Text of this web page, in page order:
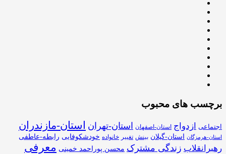
برچسب های محبوب
اجتماعی ازدواج استان-اصفهان استان-تهران استان-مازندران
استان-هرمزگان استان-گیلان بینش تغییر خانواده خودشکوفایی رابطه-عاطفی
رهبرانقلاب زندگی مشترک محسن پوراحمد خمینی معرفی